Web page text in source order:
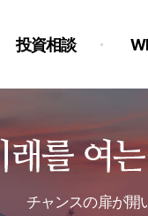
投資相談
チャンスの扉が開